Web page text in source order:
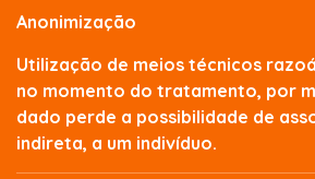
Anonimização
Utilização de meios técnicos
no momento do tratamento, por
dado perde a possibilidade de
indireta, a um indivíduo.